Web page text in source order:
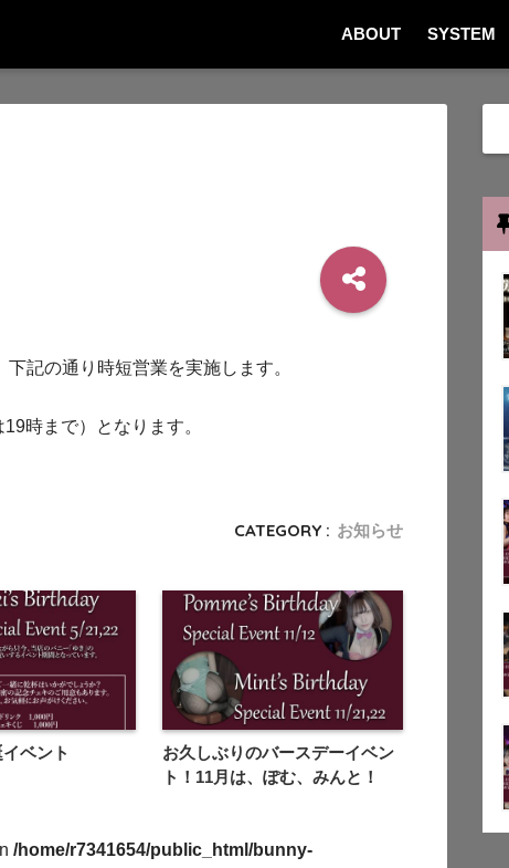
ABOUT SYSTEM
記の通り時短営業を実施します。
時まで）となります。
CATEGORY : お知らせ
ベント
お久しぶりのバースデーイベン
ト！11月は、ぽむ、みんと！
/home/r7341654/public_html/bunny-